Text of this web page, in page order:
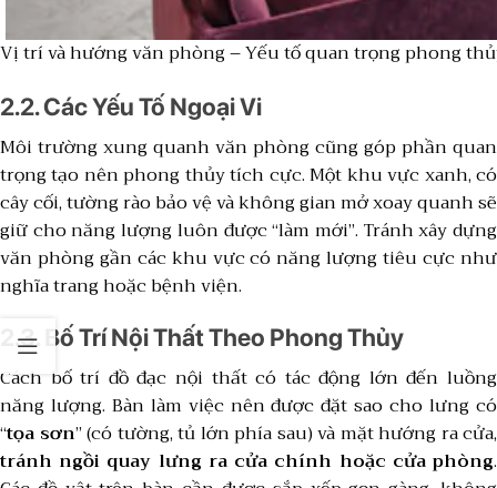
Vị trí và hướng văn phòng – Yếu tố quan trọng phong
2.2. Các Yếu Tố Ngoại Vi
Môi trường xung quanh văn phòng cũng góp phần quan
trọng tạo nên phong thủy tích cực. Một khu vực xanh, có
cây cối, tường rào bảo vệ và không gian mở xoay quanh sẽ
giữ cho năng lượng luôn được “làm mới”. Tránh xây dựng
văn phòng gần các khu vực có năng lượng tiêu cực như
nghĩa trang hoặc bệnh viện.
2.3. Bố Trí Nội Thất Theo Phong Thủy
Cách bố trí đồ đạc nội thất có tác động lớn đến luồng
năng lượng. Bàn làm việc nên được đặt sao cho lưng có
“tọa sơn” (có tường, tủ lớn phía sau) và mặt hướng ra cửa,
tránh ngồi quay lưng ra cửa chính hoặc cửa phòng.